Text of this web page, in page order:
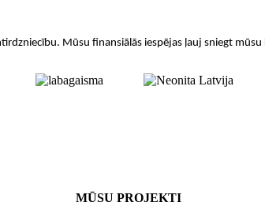
Mūsu finansiālās iespējas ļauj sniegt
MŪSU PROJEKTI